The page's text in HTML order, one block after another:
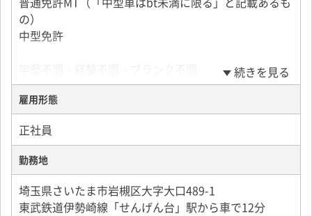
・積み下ろし方法：カゴ・パレット・手積み（コース
により異なる）
埼玉、東京、千葉が中心
1箇所積み・1箇所下ろしを2運行するコースが多いで
すが、
所要時間によって積み・下ろし回数は前後します。
勤務時間のおよそ半分以上は乗務時間になるイメージ
です。
の）
中型免許
続きを見る
雇用形態
正社員
勤務地
埼玉県さいたま市岩槻区大字大口489-1
東武鉄道伊勢崎線「せんげん台」駅から車で12分